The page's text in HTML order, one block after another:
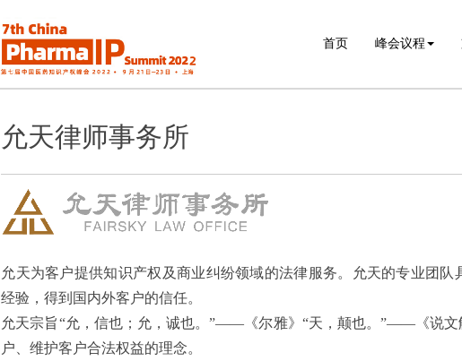
首页 峰会议程
允天律师事务所
允天为客户提供知识产权及商业纠纷领域的法律服务。允天的专业团
经验，得到国内外客户的信任。
允天宗旨“允，信也；允，诚也。”——《尔雅》“天，颠也。”——《说文
户、维护客户合法权益的理念。